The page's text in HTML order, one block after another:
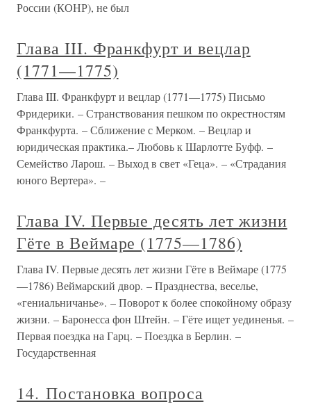
России (КОНР), не был
Глава III. Франкфурт и вецлар
(1771—1775)
Глава III. Франкфурт и вецлар (1771—1775) Письмо
Фридерики. – Странствования пешком по окрестностям
Франкфурта. – Сближение с Мерком. – Вецлар и
юридическая практика.– Любовь к Шарлотте Буфф. –
Семейство Ларош. – Выход в свет «Геца». – «Страдания
юного Вертера». –
Глава IV. Первые десять лет жизни
Гёте в Веймаре (1775—1786)
Глава IV. Первые десять лет жизни Гёте в Веймаре (1775
—1786) Веймарский двор. – Празднества, веселье,
«гениальничанье». – Поворот к более спокойному образу
жизни. – Баронесса фон Штейн. – Гёте ищет уединенья. –
Первая поездка на Гарц. – Поездка в Берлин. –
Государственная
14. Постановка вопроса